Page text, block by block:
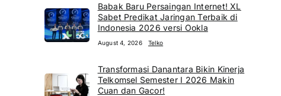
Babak Baru Persaingan Internet! XL
Sabet Predikat Jaringan Terbaik di
Indonesia 2026 versi Ookla
August 4, 2026 Telko
Transformasi Danantara Bikin Kinerja
Telkomsel Semester I 2026 Makin
Cuan dan Gacor!